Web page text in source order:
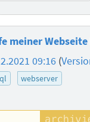
meiner Webseite
09:16 (
webserver